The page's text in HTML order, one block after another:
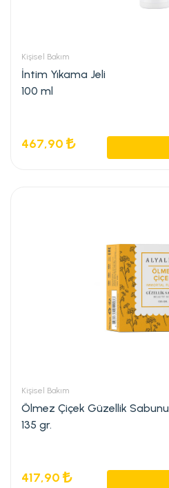
Kişisel Bakım
İntim Yıkama Jeli
100 ml
467,90
Kişisel Bakım
Ölmez Çiçek Güzellik Sabunu
135 gr.
417,90